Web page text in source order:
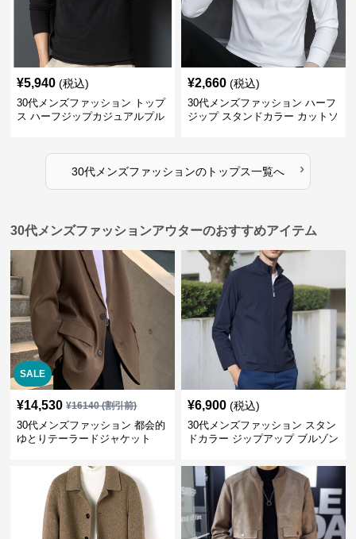
¥5,940 (税込)
30代メンズファッション トップ
ス ハーフジップカジュアルプル
¥2,660 (税込)
30代メンズファッション ハーフ
ジップ スタンドカラー カットソ
30代メンズファッションのトップス一覧へ ›
30代メンズファッションアウターのおすすめアイテム
SALE
¥14,530 ¥16140(割引前)
30代メンズファッション 都会的
ゆとりテーラードジャケット
¥6,900 (税込)
30代メンズファッション スタン
ドカラー ジップアップ ブルゾン